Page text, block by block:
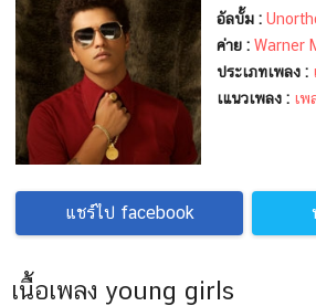
อัลบั้ม :
ค่าย : Warner
ประเภทเพลง :
เแนวเพลง : เพ
แชร์ไป facebook
เนื้อเพลง young girls